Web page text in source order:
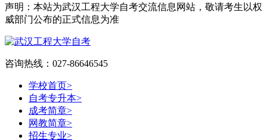
声明：本站为武汉工程大学自考交流信息网站，敬请考生以权
威部门公布的正式信息为准
咨询热线：027-86646545
学校首页>
自考专升本>
成考简章>
网教简章>
招生专业>